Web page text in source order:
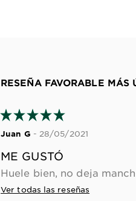
RESEÑA FAVORABLE MÁS
Juan G - 28/05/2021
ME GUSTÓ
Ver todas las reseñas